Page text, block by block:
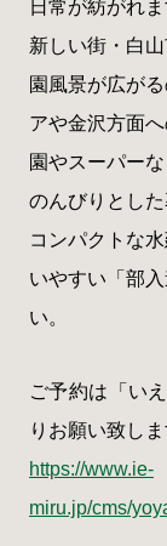
日常が紡がれま
新しい街・白
園風景が広が
アや金沢方面
園やスーパー
のんびりとし
コンパクトな
いやすい「部
い。
ご予約は「い
りお願い致しま
https://www.ie-
miru.jp/cms/